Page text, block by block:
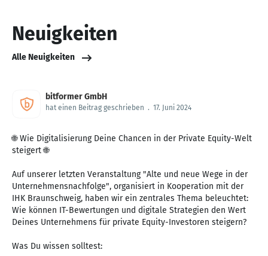
Neuigkeiten
Alle Neuigkeiten
bitformer GmbH
hat einen Beitrag geschrieben . 17. Juni 2024
🌐 Wie Digitalisierung Deine Chancen in der Private Equity-Welt
steigert 🌐
Auf unserer letzten Veranstaltung "Alte und neue Wege in der
Unternehmensnachfolge", organisiert in Kooperation mit der
IHK Braunschweig, haben wir ein zentrales Thema beleuchtet:
Wie können IT-Bewertungen und digitale Strategien den Wert
Deines Unternehmens für private Equity-Investoren steigern?
Was Du wissen solltest: